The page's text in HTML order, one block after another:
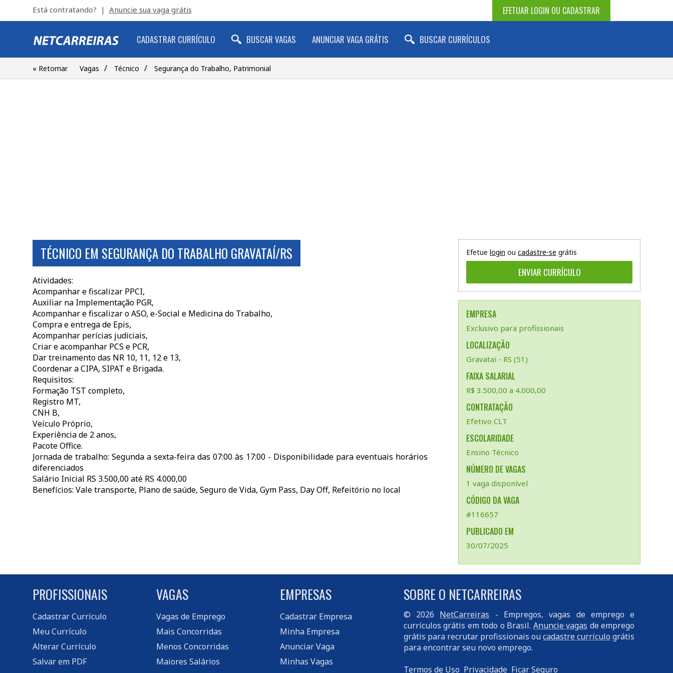
EFETUAR LOGIN OU CADASTRAR
Está contratando? | Anuncie sua vaga grátis
CADASTRAR CURRÍCULO BUSCAR VAGAS ANUNCIAR VAGA GRÁTIS BUSCAR CURRÍCULOS
« Retornar Vagas / Técnico / Segurança do Trabalho, Patrimonial
Efetue login ou cadastre-se grátis
EMPRESA
Exclusivo para profissionais
LOCALIZAÇÃO
Gravatai - RS (51)
FAIXA SALARIAL
R$ 3.500,00 a 4.000,00
CONTRATAÇÃO
Efetivo CLT
ESCOLARIDADE
Ensino Técnico
NÚMERO DE VAGAS
1 vaga disponível
CÓDIGO DA VAGA
#116657
PUBLICADO EM
30/07/2025
TÉCNICO EM SEGURANÇA DO TRABALHO GRAVATAÍ/RS
Atividades:
Acompanhar e fiscalizar PPCI,
Auxiliar na Implementação PGR,
Acompanhar e fiscalizar o ASO, e-Social e Medicina do Trabalho,
Compra e entrega de Epis,
Acompanhar perícias judiciais,
Criar e acompanhar PCS e PCR,
Dar treinamento das NR 10, 11, 12 e 13,
Coordenar a CIPA, SIPAT e Brigada.
Requisitos:
Formação TST completo,
Registro MT,
CNH B,
Veículo Próprio,
Experiência de 2 anos,
Pacote Office.
Jornada de trabalho: Segunda a sexta-feira das 07:00 às 17:00 - Disponibilidade para eventuais horários
diferenciados
Salário Inicial RS 3.500,00 até RS 4.000,00
Benefícios: Vale transporte, Plano de saúde, Seguro de Vida, Gym Pass, Day Off, Refeitório no local
PROFISSIONAIS
Cadastrar Currículo
Meu Currículo
Alterar Currículo
Salvar em PDF
VAGAS
Vagas de Emprego
Mais Concorridas
Menos Concorridas
Maiores Salários
EMPRESAS
Cadastrar Empresa
Minha Empresa
Anunciar Vaga
Minhas Vagas
SOBRE O NETCARREIRAS
© 2026 NetCarreiras - Empregos, vagas de emprego e
currículos grátis em todo o Brasil. Anuncie vagas de emprego
grátis para recrutar profissionais oucadastre currículo grátis
para encontrar seu novo emprego.
Termos de Uso Privacidade Ficar Seguro